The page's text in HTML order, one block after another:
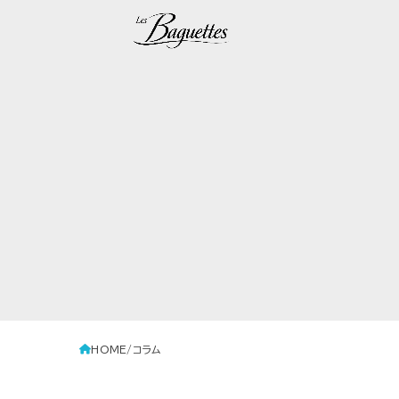
HOME コラム